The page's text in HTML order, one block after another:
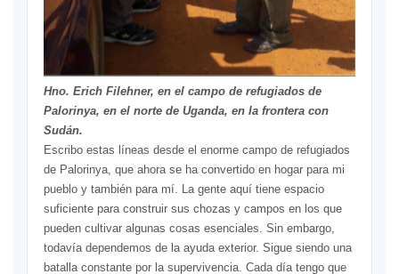
Hno. Erich Filehner, en el campo de refugiados de
Palorinya, en el norte de Uganda, en la frontera con
Sudán.
Escribo estas líneas desde el enorme campo de refugiados
de Palorinya, que ahora se ha convertido en hogar para mi
pueblo y también para mí. La gente aquí tiene espacio
suficiente para construir sus chozas y campos en los que
pueden cultivar algunas cosas esenciales. Sin embargo,
todavía dependemos de la ayuda exterior. Sigue siendo una
batalla constante por la supervivencia. Cada día tengo que